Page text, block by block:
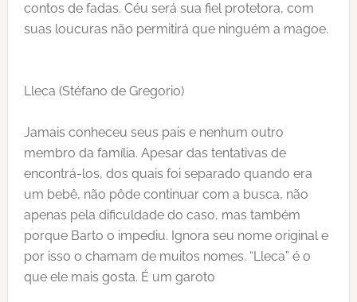
contos de fadas. Céu será sua fiel protetora, com
suas loucuras não permitirá que ninguém a magoe.
Lleca (Stéfano de Gregorio)
Jamais conheceu seus pais e nenhum outro
membro da família. Apesar das tentativas de
encontrá-los, dos quais foi separado quando era
um bebê, não pôde continuar com a busca, não
apenas pela dificuldade do caso, mas também
porque Barto o impediu. Ignora seu nome original e
por isso o chamam de muitos nomes. “Lleca” é o
que ele mais gosta. É um garoto